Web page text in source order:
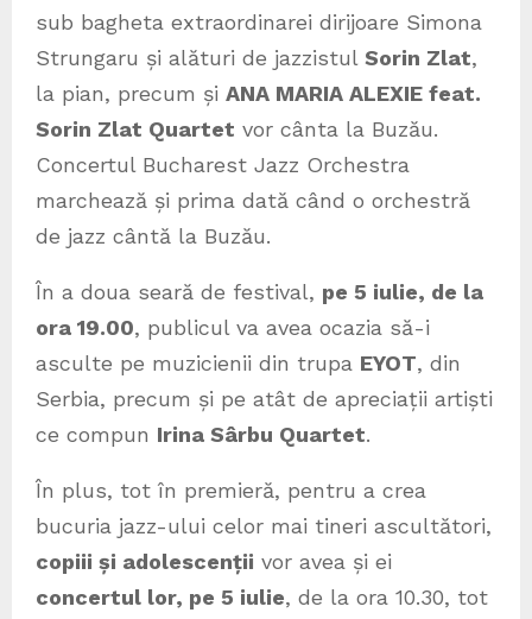
sub bagheta extraordinarei dirijoare Simona
Strungaru și alături de jazzistul Sorin Zlat,
la pian, precum și ANA MARIA ALEXIE feat.
Sorin Zlat Quartet vor cânta la Buzău.
Concertul Bucharest Jazz Orchestra
marchează și prima dată când o orchestră
de jazz cântă la Buzău.
În a doua seară de festival, pe 5 iulie, de la
ora 19.00, publicul va avea ocazia să-i
asculte pe muzicienii din trupa EYOT, din
Serbia, precum și pe atât de apreciații artiști
ce compun Irina Sârbu Quartet.
În plus, tot în premieră, pentru a crea
bucuria jazz-ului celor mai tineri ascultători,
copiii și adolescenții vor avea și ei
concertul lor, pe 5 iulie, de la ora 10.30, tot